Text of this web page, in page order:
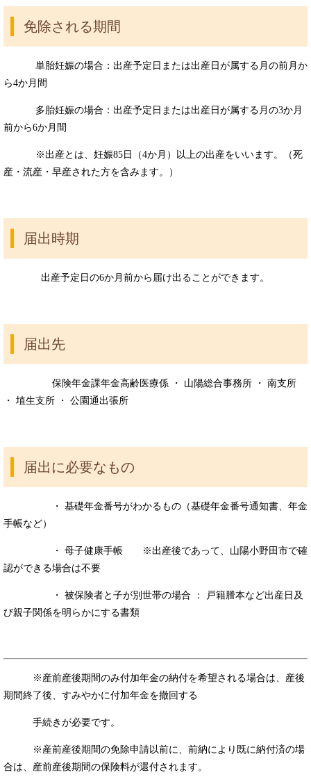
免除される期間
単胎妊娠の場合：出産予定日または出産日が属する月の前月か
ら4か月間
多胎妊娠の場合：出産予定日または出産日が属する月の3か月
前から6か月間
※出産とは、妊娠85日（4か月）以上の出産をいいます。（死
産・流産・早産された方を含みます。）
届出時期
出産予定日の6か月前から届け出ることができます。
届出先
保険年金課年金高齢医療係 ・ 山陽総合事務所 ・ 南支所
・ 埴生支所 ・ 公園通出張所
届出に必要なもの
・ 基礎年金番号がわかるもの（基礎年金番号通知書、年金
手帳など）
・ 母子健康手帳 ※出産後であって、山陽小野田市で確
認ができる場合は不要
・ 被保険者と子が別世帯の場合 ： 戸籍謄本など出産⽇及
び親子関係を明らかにする書類
※産前産後期間のみ付加年金の納付を希望される場合は、産後
期間終了後、すみやかに付加年金を撤回する
手続きが必要です。
※産前産後期間の免除申請以前に、前納により既に納付済の場
合は、産前産後期間の保険料が還付されます。